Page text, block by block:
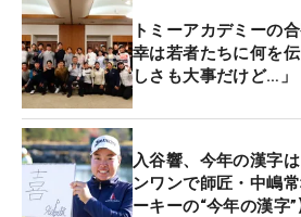
トップでシャフトが飛球線よりも左に向いて
トミーアカデミーの
幸は若者たちに何を
しさも大事だけど…」
入谷響、今年の漢字
ンワンで師匠・中嶋
ーキーの“今年の漢字”